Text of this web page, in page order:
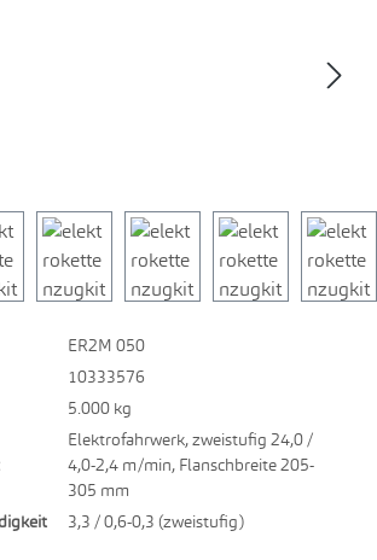
ER2M 050
10333576
5.000 kg
Elektrofahrwerk, zweistufig 24,0 /
4,0-2,4 m/min, Flanschbreite 205-
305 mm
3,3 / 0,6-0,3 (zweistufig)